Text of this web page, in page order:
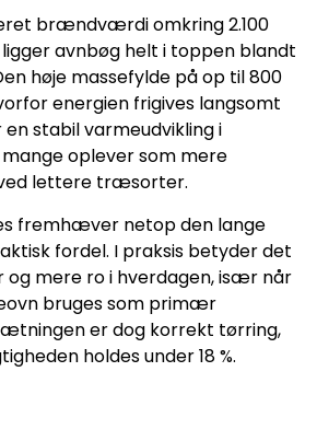
brændværdi omkring 2.100
avnbøg helt i toppen blandt
høje massefylde på op til 800
energien frigives langsomt
stabil varmeudvikling i
oplever som mere
lettere træsorter.
fremhæver netop den lange
fordel. I praksis betyder det
mere ro i hverdagen, især når
bruges som primær
er dog korrekt tørring,
holdes under 18 %.